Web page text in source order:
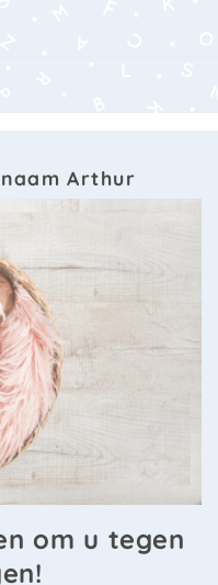
Arthur
om u tegen